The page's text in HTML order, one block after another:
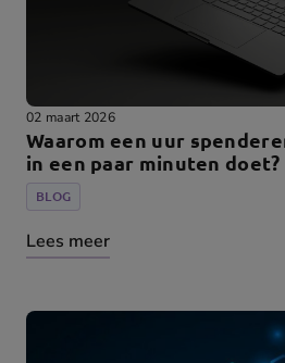
02 maart 2026
Waarom een uur
in een paar minuten doet?
BLOG
Lees meer